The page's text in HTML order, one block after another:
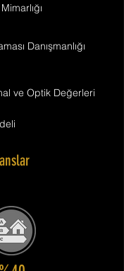
Danışmanlığı
ve Optik Değerleri